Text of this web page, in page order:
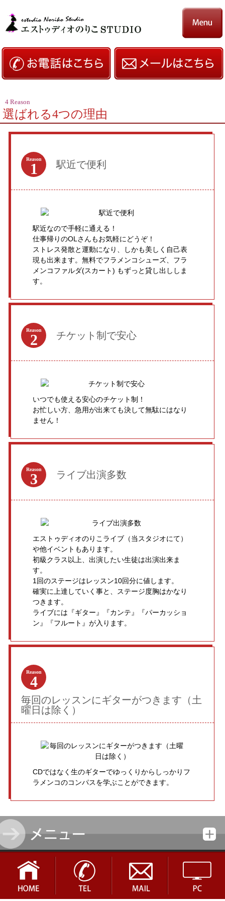
4 Reason
選ばれる4つの理由
Reason
1 駅近で便利
駅近なので手軽に通える！
仕事帰りのOLさんもお気軽にどうぞ！
ストレス発散と運動になり、しかも美しく自己表
現も出来ます。無料でフラメンコシューズ、フラ
メンコファルダ(スカート) もずっと貸し出ししま
す。
Reason
2 チケット制で安心
いつでも使える安心のチケット制！
お忙しい方、急用が出来ても決して無駄にはなり
ません！
Reason
3 ライブ出演多数
エストゥディオのりこライブ（当スタジオにて）
や他イベントもあります。
初級クラス以上、出演したい生徒は出演出来ま
す。
1回のステージはレッスン10回分に値します。
確実に上達していく事と、ステージ度胸はかなり
つきます。
ライブには『ギター』『カンテ』『パーカッショ
ン』『フルート』が入ります。
Reason
4
毎回のレッスンにギターがつきます（土
曜日は除く）
CDではなく生のギターでゆっくりからしっかりフ
ラメンコのコンパスを学ぶことができます。